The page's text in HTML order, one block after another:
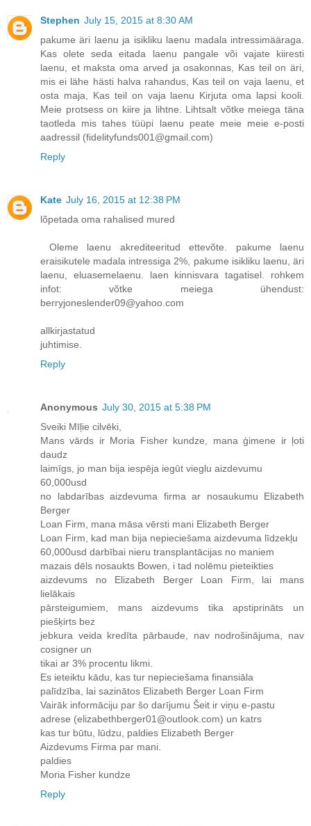
Stephen July 15, 2015 at 8:30 AM
pakume äri laenu ja isikliku laenu madala intressimääraga.
Kas olete seda eitada laenu pangale või vajate kiiresti
laenu, et maksta oma arved ja osakonnas, Kas teil on äri,
mis ei lähe hästi halva rahandus, Kas teil on vaja laenu, et
osta maja, Kas teil on vaja laenu Kirjuta oma lapsi kooli.
Meie protsess on kiire ja lihtne. Lihtsalt võtke meiega täna
taotleda mis tahes tüüpi laenu peate meie meie e-posti
aadressil (fidelityfunds001@gmail.com)
Reply
Kate July 16, 2015 at 12:38 PM
lõpetada oma rahalised mured
Oleme laenu akrediteeritud ettevõte. pakume laenu
eraisikutele madala intressiga 2%, pakume isikliku laenu, äri
laenu, eluasemelaenu. laen kinnisvara tagatisel. rohkem
infot: võtke meiega ühendust:
berryjoneslender09@yahoo.com
allkirjastatud
juhtimise.
Reply
Anonymous July 30, 2015 at 5:38 PM
Sveiki Mīļie cilvēki,
Mans vārds ir Moria Fisher kundze, mana ģimene ir ļoti
daudz
laimīgs, jo man bija iespēja iegūt vieglu aizdevumu
60,000usd
no labdarības aizdevuma firma ar nosaukumu Elizabeth
Berger
Loan Firm, mana māsa vērsti mani Elizabeth Berger
Loan Firm, kad man bija nepieciešama aizdevuma līdzekļu
60,000usd darbībai nieru transplantācijas no maniem
mazais dēls nosaukts Bowen, i tad nolēmu pieteikties
aizdevums no Elizabeth Berger Loan Firm, lai mans
lielākais
pārsteigumiem, mans aizdevums tika apstiprināts un
piešķirts bez
jebkura veida kredīta pārbaude, nav nodrošinājuma, nav
cosigner un
tikai ar 3% procentu likmi.
Es ieteiktu kādu, kas tur nepieciešama finansiāla
palīdzība, lai sazinātos Elizabeth Berger Loan Firm
Vairāk informāciju par šo darījumu Šeit ir viņu e-pastu
adrese (elizabethberger01@outlook.com) un katrs
kas tur būtu, lūdzu, paldies Elizabeth Berger
Aizdevums Firma par mani.
paldies
Moria Fisher kundze
Reply